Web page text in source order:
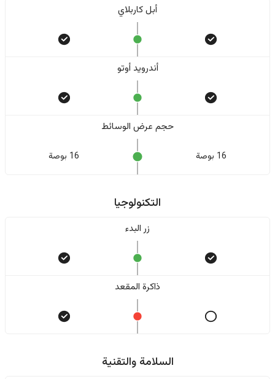
أبل كاربلاي
أندرويد أوتو
حجم عرض الوسائط
16 بوصة 16 بوصة
التكنولوجيا
زر البدء
ذاكرة المقعد
السلامة والتقنية